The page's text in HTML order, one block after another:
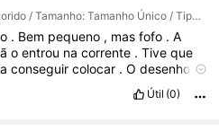
Cor: Multicolorido / Tamanho: Tamanho Único / Tipo de Estilo: Mãe em forma de coração
o . Bem pequeno , mas fofo . A
ãoentrou nacorrente .Tiveque
conseguircolocar .Odesenho é
Útil (0)